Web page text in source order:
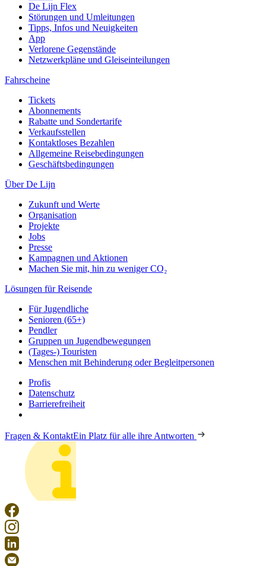
De Lijn Flex
Störungen und Umleitungen
Tipps, Infos und Neuigkeiten
App
Verlorene Gegenstände
Netzwerkpläne und Gleiseinteilungen
Fahrscheine
Tickets
Abonnements
Rabatte und Sondertarife
Verkaufsstellen
Kontaktloses Bezahlen
Allgemeine Reisebedingungen
Geschäftsbedingungen
Über De Lijn
Zukunft und Werte
Organisation
Projekte
Jobs
Presse
Kampagnen und Aktionen
Machen Sie mit, hin zu weniger CO₂
Lösungen für Reisende
Für Jugendliche
Senioren (65+)
Pendler
Gruppen un Jugendbewegungen
(Tages-) Touristen
Menschen mit Behinderung oder Begleitpersonen
Profis
Datenschutz
Barrierefreiheit
Fragen & KontaktEin Platz für alle ihre Antworten